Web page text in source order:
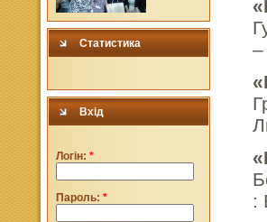
Статистика
Вхід
Логін: *
Пароль: *
–
: